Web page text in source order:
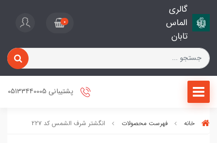
گالری
الماس
تابان
0
پشتیبانی 05133440005
خانه فهرست محصولات انگشتر شرف الشمس کد 227